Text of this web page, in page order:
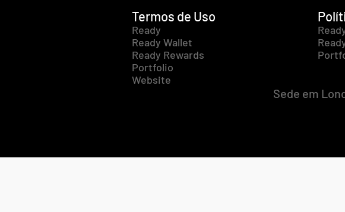
Termos de Uso
Ready
Ready Wallet
Ready Rewards
Portfolio
Website
Sede em